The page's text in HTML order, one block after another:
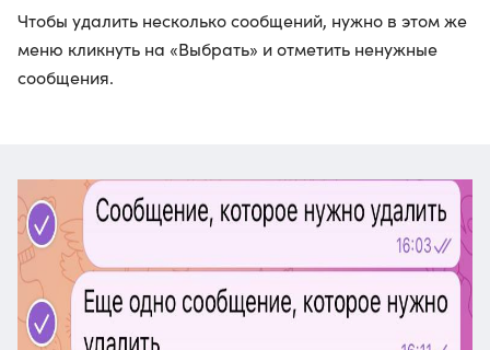
Чтобы удалить несколько сообщений, нужно в этом же
меню кликнуть на «Выбрать» и отметить ненужные
сообщения.